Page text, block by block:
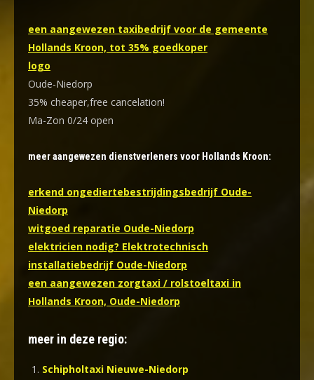
een aangewezen taxibedrijf voor de gemeente
Hollands Kroon, tot 35% goedkoper
logo
Oude-Niedorp
35% cheaper,free cancelation!
Ma-Zon 0/24 open
meer aangewezen dienstverleners voor Hollands Kroon:
erkend ongediertebestrijdingsbedrijf Oude-
Niedorp
witgoed reparatie Oude-Niedorp
elektricien nodig? Elektrotechnisch
installatiebedrijf Oude-Niedorp
een aangewezen zorgtaxi / rolstoeltaxi in
Hollands Kroon, Oude-Niedorp
meer in deze regio:
Schipholtaxi Nieuwe-Niedorp